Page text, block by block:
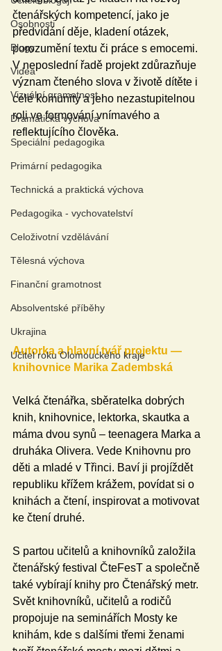
Osobnosti
Blogy
Videa
Vizuální gramotnost
Dramatická výchova
Speciální pedagogika
Primární pedagogika
Technická a praktická výchova
Pedagogika - vychovatelství
Celoživotní vzdělávání
Tělesná výchova
Finanční gramotnost
Absolventské příběhy
Ukrajina
Učitel roku Olomouckého kraje
čtenářských kompetencí, jako je
předvídání děje, kladení otázek,
porozumění textu či práce s emocemi.
V neposlední řadě projekt zdůrazňuje
význam čteného slova v životě dítěte i
celé komunity a jeho nezastupitelnou
roli ve formování vnímavého a
reflektujícího člověka.
Autorka a hlavní tvář projektu —
knihovnice Marika Zadembská
Velká čtenářka, sběratelka dobrých
knih, knihovnice, lektorka, skautka a
máma dvou synů – teenagera Marka a
druháka Olivera. Vede Knihovnu pro
děti a mladé v Třinci. Baví ji projíždět
republiku křížem krážem, povídat si o
knihách a čtení, inspirovat a motivovat
ke čtení druhé.
S partou učitelů a knihovníků založila
čtenářský festival ČteFesT a společně
také vybírají knihy pro Čtenářský metr.
Svět knihovníků, učitelů a rodičů
propojuje na seminářích Mosty ke
knihám, kde s dalšími třemi ženami